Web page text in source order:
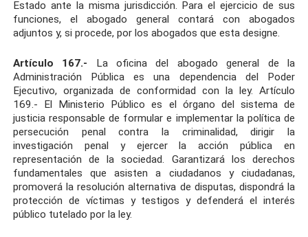
Estado ante la misma jurisdicción. Para el ejercicio de sus
funciones, el abogado general contará con abogados
adjuntos y, si procede, por los abogados que esta designe.
Artículo 167.- La oficina del abogado general de la
Administración Pública es una dependencia del Poder
Ejecutivo, organizada de conformidad con la ley. Artículo
169.- El Ministerio Público es el órgano del sistema de
justicia responsable de formular e implementar la política de
persecución penal contra la criminalidad, dirigir la
investigación penal y ejercer la acción pública en
representación de la sociedad. Garantizará los derechos
fundamentales que asisten a ciudadanos y ciudadanas,
promoverá la resolución alternativa de disputas, dispondrá la
protección de víctimas y testigos y defenderá el interés
público tutelado por la ley.